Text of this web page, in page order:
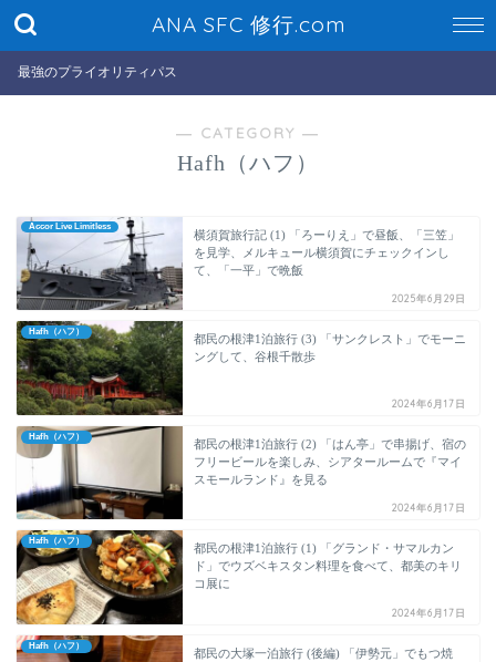
ANA SFC 修行.com
最強のプライオリティパス
― CATEGORY ―
Hafh（ハフ）
Accor Live Limitless
横須賀旅行記 (1) 「ろーりえ」で昼飯、「三笠」
を見学、メルキュール横須賀にチェックインし
て、「一平」で晩飯
2025年6月29日
Hafh（ハフ）
都民の根津1泊旅行 (3) 「サンクレスト」でモーニ
ングして、谷根千散歩
2024年6月17日
Hafh（ハフ）
都民の根津1泊旅行 (2) 「はん亭」で串揚げ、宿の
フリービールを楽しみ、シアタールームで『マイ
スモールランド』を見る
2024年6月17日
Hafh（ハフ）
都民の根津1泊旅行 (1) 「グランド・サマルカン
ド」でウズベキスタン料理を食べて、都美のキリ
コ展に
2024年6月17日
Hafh（ハフ）
都民の大塚一泊旅行 (後編) 「伊勢元」でもつ焼